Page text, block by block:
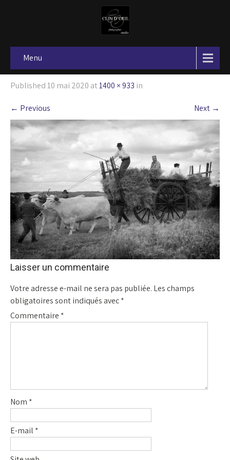
Menu
Published10 mai 2020 at1400 × 933 in
← Previous Next →
Laisser un commentaire
Votre adresse e-mail ne sera pas publiée. Les champs
obligatoires sont indiqués avec*
Commentaire *
Nom *
E-mail *